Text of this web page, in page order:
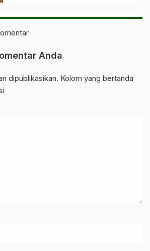
Anda
dipublikasikan. Kolom yang bertanda